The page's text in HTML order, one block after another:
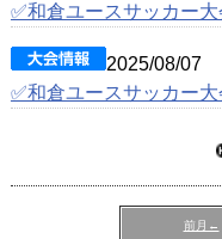
✅和倉ユースサッカー
2025/08/07
✅和倉ユースサッカー
前月←